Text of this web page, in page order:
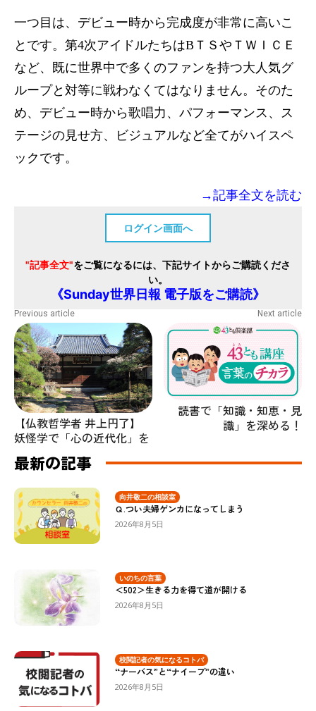
一つ目は、デビュー時から完成度が非常に高いこ
とです。第4次アイドルたちはBＴＳやＴＷＩＣＥ
など、既に世界中で多くのファンを持つ大人気グ
ループと対等に戦わなくてはなりません。そのた
め、デビュー時から歌唱力、パフォーマンス、ス
テージの見せ方、ビジュアルなど全てがハイスペ
ックです。
→記事全文を読む
ログイン画面へ
"記事全文"をご覧になるには、下記サイトからご購読くださ
い。
《Sunday世界日報 電子版をご購読》
Previous article
【仏教哲学者 井上円了】
妖怪学で「心の近代化」を
Next article
読書で「知識・知恵・見
識」を深める！
最新の記事
向井敬二の相談室
Ｑ.つい夫婦ゲンカになってしまう
2026年8月5日
いのちの言葉
＜502＞生きる力を得て道が開ける
2026年8月5日
校閲記者の気になるコトバ
“ナーバス”と“ナイーブ”の違い
2026年8月5日